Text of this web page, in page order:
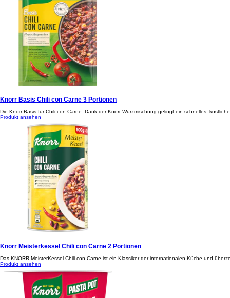
Knorr Basis Chili con Carne 3 Portionen
Die Knorr Basis für Chili con Carne. Dank der Knorr Würzmischung gelingt ein schnelles,
Produkt ansehen
Knorr Meisterkessel Chili con Carne 2 Portionen
Das KNORR MeisterKessel Chili con Carne ist ein Klassiker der internationalen Küche und
Produkt ansehen